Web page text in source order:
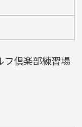
フ倶楽部練習場